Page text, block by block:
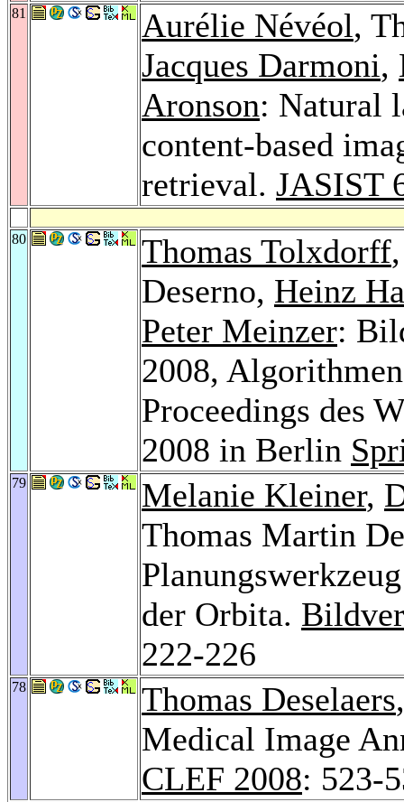
81 Aurélie Névéol,
Jacques Darmoni,
Aronson: Natural
content-based
retrieval. JASIST
80 Thomas Tolxdorff
Deserno, Heinz
Peter Meinzer:
2008,
Proceedings des
2008 in Berlin
79 Melanie Kleiner,
Thomas Martin
der Orbita.
222-226
78 Thomas Deselaers
Medical Image
CLEF 2008: 523-